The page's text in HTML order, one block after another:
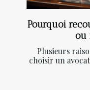
Pourquoi
ou
Plusieurs
choisir un